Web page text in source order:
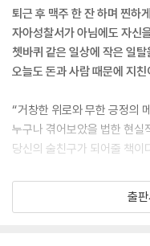
02. 월급 생활 그만하고 싶다
03. 출구를 통제하라!
04. 빌려준 돈을 받기 힘든 이
05. 돈 잘 버는 사람이 부러울
07. 마음의 면역력이 떨어지면
08. 금손이 되고 싶다면
09. 쫓는 돈보다 돈 그릇이 커
11. 돈의 성향을 보면 돈의 미
퇴근 후 맥주 한 잔 하며 찐하
자아성찰서가 아님에도 자신
쳇바퀴 같은 일상에 작은 일
오늘도 돈과 사람 때문에 지
“거창한 위로와 무한 긍정의
누구나 겪어보았을 법한 현실
당신의 술친구가 되어줄 책이
누구나 한 번쯤 다 내려놓고
는 녀석에게 발목이 잡히고
출